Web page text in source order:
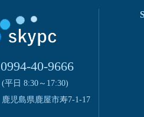
0994-40-9666
(平日 8:30～17:30)
鹿児島県鹿屋市寿7-1-17